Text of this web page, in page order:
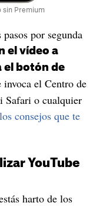
sin Premium
por segunda
el vídeo a
el botón de
invoca el Centro de
Safari o cualquier
consejos que te
YouTube
harto de los